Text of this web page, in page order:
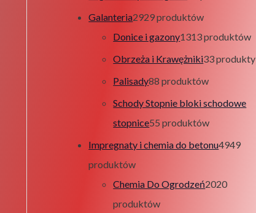
Galanteria2929 produktów
Donice i gazony1313 produktów
Obrzeża i Krawężniki33 produkty
Palisady88 produktów
Schody Stopnie bloki schodowe
stopnice55 produktów
Impregnaty i chemia do betonu4949
produktów
Chemia Do Ogrodzeń2020
produktów